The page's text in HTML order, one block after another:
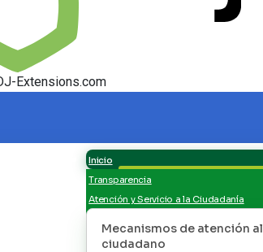
Extensions.com
Inicio
Transparencia
Atención y Servicio a la Ciudadanía
Mecanismos de atención al
ciudadano